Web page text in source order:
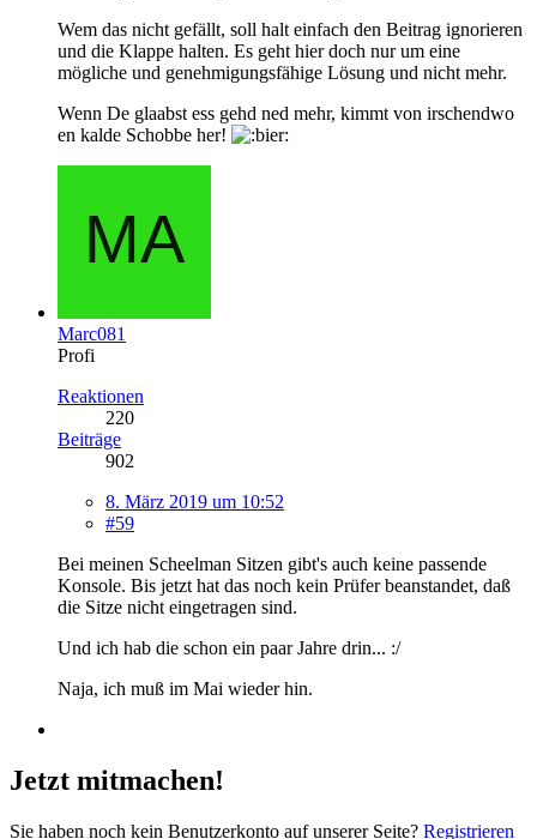
Wem das nicht gefällt, soll halt einfach den Beitrag ignorieren
und die Klappe halten. Es geht hier doch nur um eine
mögliche und genehmigungsfähige Lösung und nicht mehr.
Wenn De glaabst ess gehd ned mehr, kimmt von irschendwo
en kalde Schobbe her!
Marc081
Profi
Reaktionen
220
Beiträge
902
8. März 2019 um 10:52
#59
Bei meinen Scheelman Sitzen gibt's auch keine passende
Konsole. Bis jetzt hat das noch kein Prüfer beanstandet, daß
die Sitze nicht eingetragen sind.
Und ich hab die schon ein paar Jahre drin... :/
Naja, ich muß im Mai wieder hin.
Jetzt mitmachen!
Sie haben noch kein Benutzerkonto auf unserer Seite? Registrieren